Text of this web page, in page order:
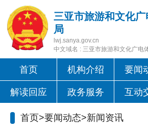
三亚市旅游和文化广
局
lwj.sanya.gov.cn
中文域名 : 三亚市旅游和文化广电
首页 机构介绍 要闻
解读回应 政务服务 互动
首页>要闻动态>新闻资讯